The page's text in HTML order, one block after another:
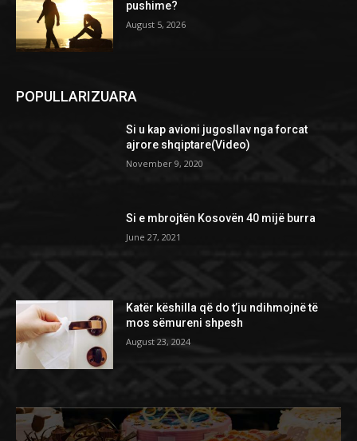
pushime?
August 5, 2026
POPULLARIZUARA
Si u kap avioni jugosllav nga forcat
ajrore shqiptare(Video)
November 9, 2020
Si e mbrojtën Kosovën 40 mijë burra
June 27, 2021
Katër këshilla që do t’ju ndihmojnë të
mos sëmureni shpesh
August 23, 2024